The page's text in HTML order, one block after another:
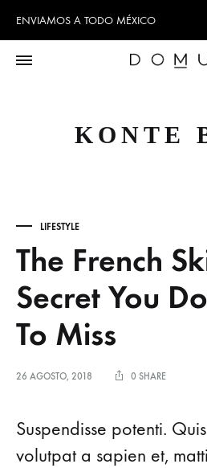
ENVIAMOS A TODO MÉXICO
KONTE
LIFESTYLE
The French
Secret You
To Miss
26 AGOSTO, 2018 0 SHARE
Suspendisse potenti.
volutpat a sapien et,